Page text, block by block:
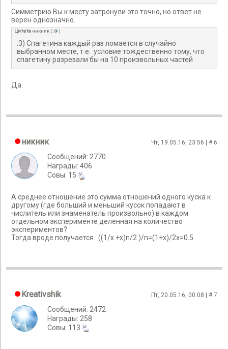
Симметрию Вы к месту затронули это точно, но ответ не
верен однозначно.
Цитата никник ( )
.3) Спагетина каждый раз ломается в случайно
выбранном месте, т.е. условие тождественно тому, что
спагетину разрезали бы на 10 произвольных частей
Да.
никник Чт, 19.05.16, 23:56 | # 6
Сообщений: 2770
Награды: 406
Cовы: 15
А среднее отношение это сумма отношений одного куска к
другому (где больший и меньший кусок попадают в
числитель или знаменатель произвольно) в каждом
отдельном эксперименте деленная на количество
экспериментов?
Тогда вроде получается : ((1/х +х)n/2 )/n=(1+x)/2х=0.5
Kreativshik Пт, 20.05.16, 00:08 | #7
Сообщений: 2472
Награды: 258
Cовы: 113